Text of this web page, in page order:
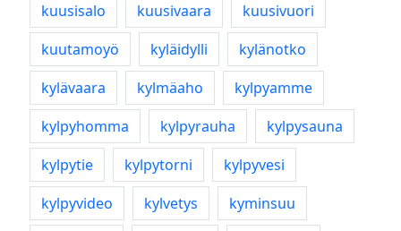
kuusisalo kuusivaara
kuusivuori
kuutamoyö
kyläidylli
kylänotko
kylävaara
kylmäaho
kylpyamme
kylpyhomma
kylpyrauha
kylpysauna
kylpytie
kylpytorni
kylpyvesi
kylpyvideo
kylvetys
kyminsuu